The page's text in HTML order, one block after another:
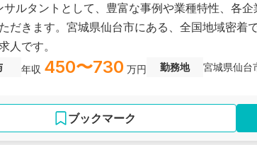
サルタントとして、豊富な事例や業種特性、各
だきます。宮城県仙台市にある、全国地域密着
人です。
年収 450〜730 万円 勤務地 宮城県仙台
ブックマーク